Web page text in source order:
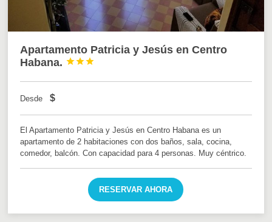
Apartamento Patricia y Jesús en Centro
Habana.



Desde $
El Apartamento Patricia y Jesús en Centro Habana es un
apartamento de 2 habitaciones con dos baños, sala, cocina,
comedor, balcón. Con capacidad para 4 personas. Muy céntrico.
RESERVAR AHORA